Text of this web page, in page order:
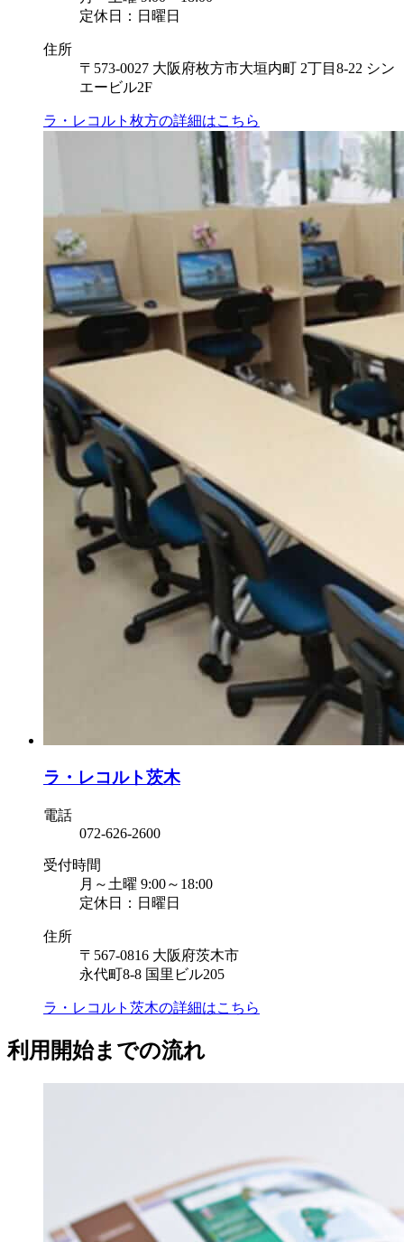
定休日：日曜日
住所
〒573-0027 大阪府枚方市大垣内町 2丁目8-22 シン
エービル2F
ラ・レコルト枚方の詳細はこちら
ラ・レコルト茨木
電話
072-626-2600
受付時間
月～土曜 9:00～18:00
定休日：日曜日
住所
〒567-0816 大阪府茨木市
永代町8-8 国里ビル205
ラ・レコルト茨木の詳細はこちら
利用開始までの流れ